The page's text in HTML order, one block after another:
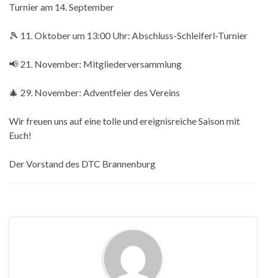
Turnier am 14. September
🎾 11. Oktober um 13:00 Uhr: Abschluss-Schleiferl-Turnier
📢 21. November: Mitgliederversammlung
🎄 29. November: Adventfeier des Vereins
Wir freuen uns auf eine tolle und ereignisreiche Saison mit
Euch!
Der Vorstand des DTC Brannenburg